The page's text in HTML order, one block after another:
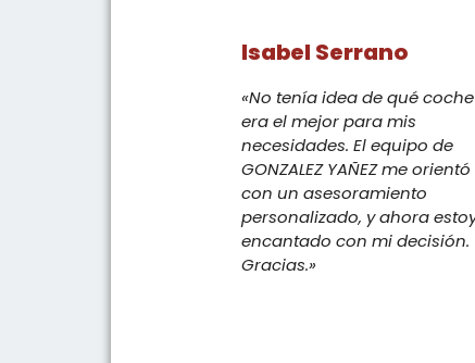
Isabel Serrano
«No tenía idea de qué coche
era el mejor para mis
necesidades. El equipo de
GONZALEZ YAÑEZ me orientó
con un asesoramiento
personalizado, y ahora
encantado con mi decisión.
Gracias.»